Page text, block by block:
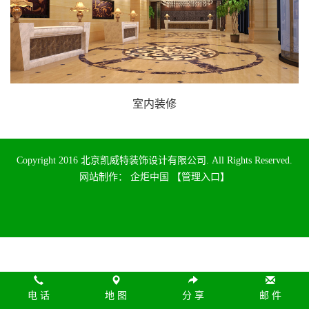
室内装修
Copyright 2016 北京凯威特装饰设计有限公司. All Rights Reserved.
网站制作： 企炬中国 【管理入口】
电 话 地 图 分 享 邮 件